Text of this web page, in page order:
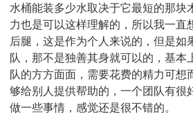
水桶能装多少水取决于它最短的那块
力也是可以这样理解的，所以我一直
后腿，这是作为个人来说的，但是如
队，那不是独善其身就可以的，基本
队的方方面面，需要花费的精力可想
够给别人提供帮助的，一个团队有很
做一些事情，感觉还是很不错的。